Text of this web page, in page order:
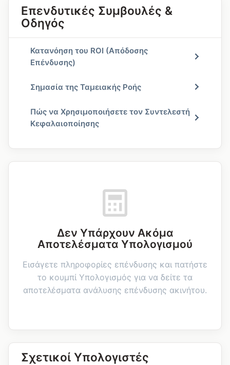
Επενδυτικές Συμβουλές &
Οδηγός
Κατανόηση του ROI (Απόδοσης
Επένδυσης)
Σημασία της Ταμειακής Ροής
Πώς να Χρησιμοποιήσετε τον Συντελεστή
Κεφαλαιοποίησης
Δεν Υπάρχουν Ακόμα
Αποτελέσματα Υπολογισμού
Εισάγετε πληροφορίες επένδυσης και πατήστε
το κουμπί Υπολογισμός για να δείτε τα
αποτελέσματα ανάλυσης επένδυσης ακινήτου.
Σχετικοί Υπολογιστές